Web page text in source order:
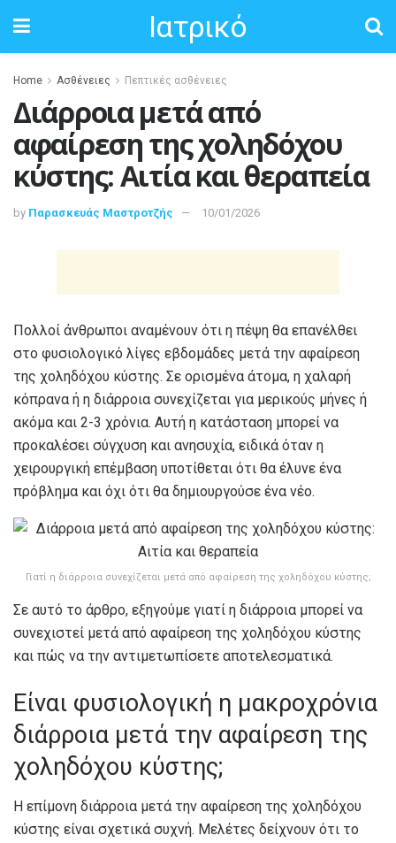
Ιατρικό
Home Ασθένειες Πεπτικές ασθένειες
Διάρροια μετά από
αφαίρεση της χοληδόχου
κύστης: Αιτία και θεραπεία
by Παρασκευάς Μαστροτζής 10/01/2026
Πολλοί άνθρωποι αναμένουν ότι η πέψη θα επανέλθει
στο φυσιολογικό λίγες εβδομάδες μετά την αφαίρεση
της χοληδόχου κύστης. Σε ορισμένα άτομα, η χαλαρή
κόπρανα ή η διάρροια συνεχίζεται για μερικούς μήνες ή
ακόμα και 2-3 χρόνια. Αυτή η κατάσταση μπορεί να
προκαλέσει σύγχυση και ανησυχία, ειδικά όταν η
χειρουργική επέμβαση υποτίθεται ότι θα έλυνε ένα
πρόβλημα και όχι ότι θα δημιουργούσε ένα νέο.
Γιατί η διάρροια συνεχίζεται μετά από αφαίρεση της χοληδόχου κύστης;
Σε αυτό το άρθρο, εξηγούμε γιατί η διάρροια μπορεί να
συνεχιστεί μετά από αφαίρεση της χοληδόχου κύστης
και πώς να την αντιμετωπίσετε αποτελεσματικά.
Είναι φυσιολογική η μακροχρόνια
διάρροια μετά την αφαίρεση της
χοληδόχου κύστης;
Η επίμονη διάρροια μετά την αφαίρεση της χοληδόχου
κύστης είναι σχετικά συχνή. Μελέτες δείχνουν ότι το